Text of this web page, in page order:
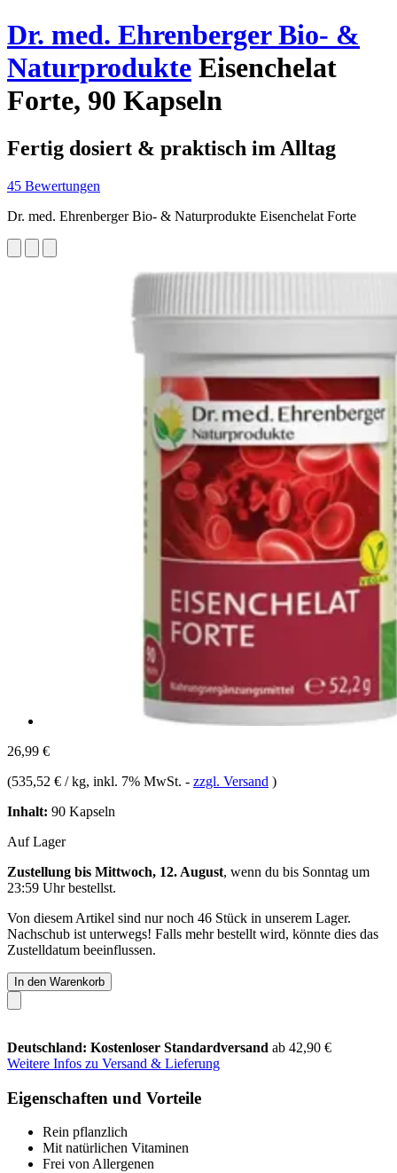
Dr. med. Ehrenberger Bio- &
Naturprodukte Eisenchelat
Forte, 90 Kapseln
Fertig dosiert & praktisch im Alltag
45 Bewertungen
Dr. med. Ehrenberger Bio- & Naturprodukte Eisenchelat Forte
26,99 €
(535,52 € / kg, inkl. 7% MwSt. - zzgl. Versand )
Inhalt: 90 Kapseln
Auf Lager
Zustellung bis Mittwoch, 12. August, wenn du bis Sonntag um
23:59 Uhrbestellst.
Von diesem Artikel sind nur noch 46 Stück in unserem Lager.
Nachschub ist unterwegs! Falls mehr bestellt wird, könnte dies das
Zustelldatum beeinflussen.
In den Warenkorb
Deutschland: Kostenloser Standardversand ab 42,90 €
Weitere Infos zu Versand & Lieferung
Eigenschaften und Vorteile
Rein pflanzlich
Mit natürlichen Vitaminen
Frei von Allergenen